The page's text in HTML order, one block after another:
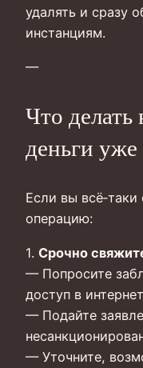
удалять и сразу
инстанциям.
—
Что делать
деньги
Если вы
операцию:
1. Срочно
— Попросите
доступ в
— Подайте
— Уточните,